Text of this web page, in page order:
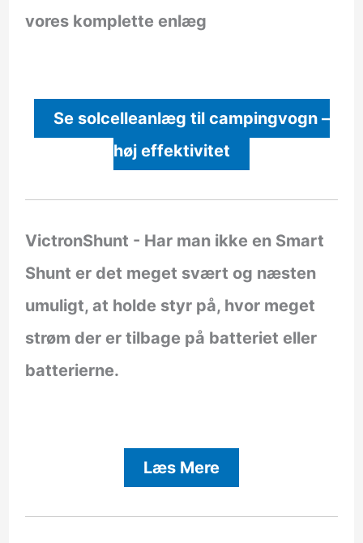
vores komplette enlæg
Se solcelleanlæg til campingvogn –
høj effektivitet
VictronShunt - Har man ikke en Smart
Shunt er det meget svært og næsten
umuligt, at holde styr på, hvor meget
strøm der er tilbage på batteriet eller
batterierne.
Læs Mere